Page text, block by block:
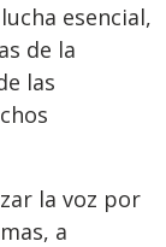
esencial,
de la
las
la voz por
a